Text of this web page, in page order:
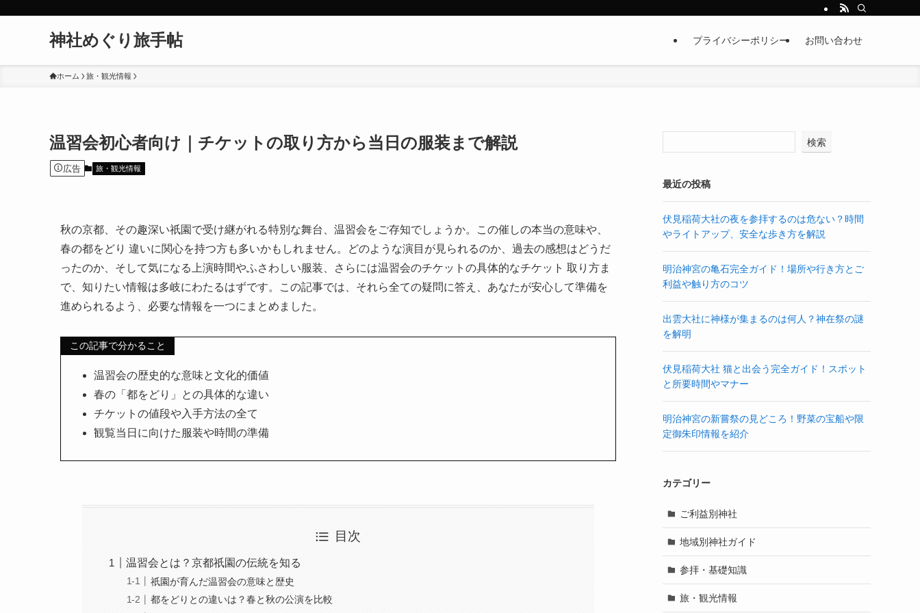
神社めぐり旅手帖 プライバシーポリシー お問い合わせ
ホーム 旅・観光情報
温習会初心者向け｜チケットの取り方から当日の服装まで解説
広告 旅・観光情報
秋の京都、その趣深い祇園で受け継がれる特別な舞台、温習会をご存知でしょうか。この催しの本当の意味や、
春の都をどり 違いに関心を持つ方も多いかもしれません。どのような演目が見られるのか、過去の感想はどうだ
ったのか、そして気になる上演時間やふさわしい服装、さらには温習会のチケットの具体的なチケット 取り方ま
で、知りたい情報は多岐にわたるはずです。この記事では、それら全ての疑問に答え、あなたが安心して準備を
進められるよう、必要な情報を一つにまとめました。
この記事で分かること
温習会の歴史的な意味と文化的価値
春の「都をどり」との具体的な違い
チケットの値段や入手方法の全て
観覧当日に向けた服装や時間の準備
目次
温習会とは？京都祇園の伝統を知る
祇園が育んだ温習会の意味と歴史
都をどりとの違いは？春と秋の公演を比較
検索
最近の投稿
伏見稲荷大社の夜を参拝するのは危ない？時間
やライトアップ、安全な歩き方を解説
明治神宮の亀石完全ガイド！場所や行き方とご
利益や触り方のコツ
出雲大社に神様が集まるのは何人？神在祭の謎
を解明
伏見稲荷大社 猫と出会う完全ガイド！スポット
と所要時間やマナー
明治神宮の新嘗祭の見どころ！野菜の宝船や限
定御朱印情報を紹介
カテゴリー
ご利益別神社
地域別神社ガイド
参拝・基礎知識
旅・観光情報